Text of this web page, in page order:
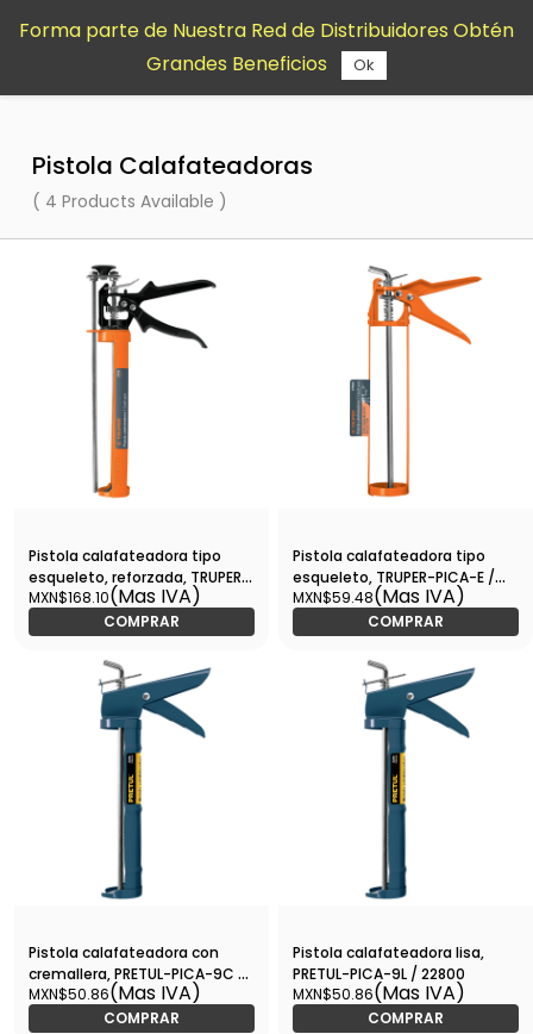
contenido
Pistola Calafateadoras
( 4 Products Available )
Pistola calafateadora tipo
esqueleto, reforzada, TRUPER-
PICA-X / 17558
MXN$168.10(Mas IVA)
COMPRAR
Pistola calafateadora tipo
esqueleto, TRUPER-PICA-E /
17550
MXN$59.48(Mas IVA)
COMPRAR
Pistola calafateadora con
cremallera, PRETUL-PICA-9C /
22801
MXN$50.86(Mas IVA)
COMPRAR
Pistola calafateadora lisa,
PRETUL-PICA-9L / 22800
MXN$50.86(Mas IVA)
COMPRAR
Forma parte de Nuestra Red de Distribuidores Obtén
Grandes Beneficios
Ok